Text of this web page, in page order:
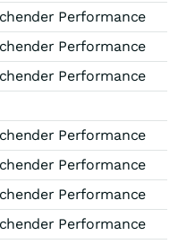
Performance
Performance
Performance
Performance
Performance
Performance
Performance